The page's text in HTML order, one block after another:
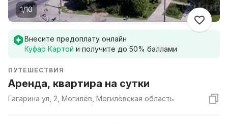
1/10
Внесите предоплату онлайн
Куфар Картой и получите до 50% баллами
ПУТЕШЕСТВИЯ
Аренда, квартира на сутки
Гагарина ул, 2, Могилёв, Могилёвская область